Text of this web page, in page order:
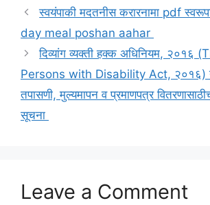
स्वयंपाकी मदतनीस करारनामा pdf
day meal poshan aahar
दिव्यांग व्यक्ती हक्क अधिनियम, २०१६
Persons with Disability Act, २०१६)
तपासणी, मुल्यमापन व प्रमाणपत्र
सूचना
Leave a Comment